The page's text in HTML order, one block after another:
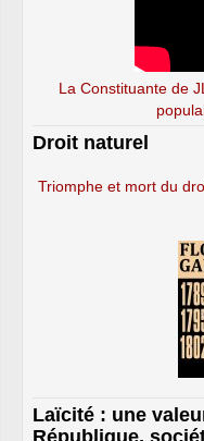
La Constituante de
Droit naturel
Triomphe et mort du
Laïcité : une
République,